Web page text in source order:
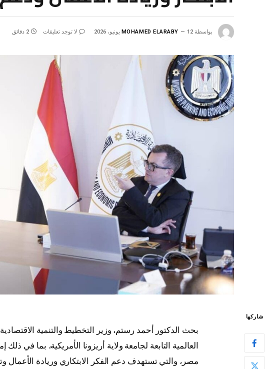
بواسطة MOHAMED ELARABY 12 يونيو، 2026 لا توجد تعليقات 2 دقائق
شاركها
بحث الدكتور أحمد رستم، وزير التخطيط والتنمية
مصر، والتي تستهدف دعم الفكر الابتكاري وريادة الأعمال